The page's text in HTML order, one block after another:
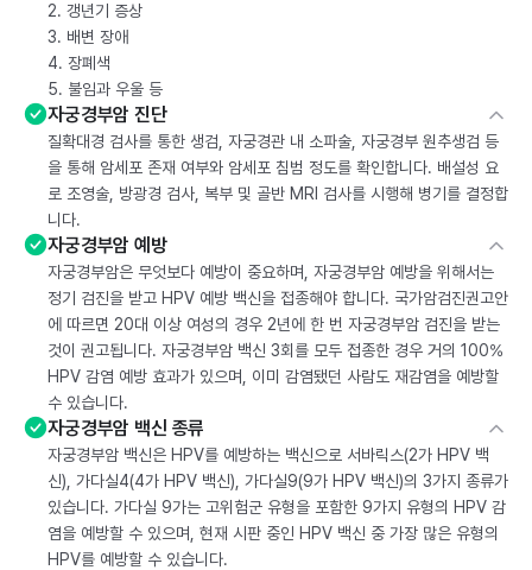
2. 갱년기 증상
3. 배변 장애
4. 장폐색
5. 불임과 우울 등
자궁경부암 진단
질확대경 검사를 통한 생검, 자궁경관 내 소파술, 자궁경부 원추생검 등
을 통해 암세포 존재 여부와 암세포 침범 정도를 확인합니다. 배설성 요
로 조영술, 방광경 검사, 복부 및 골반 MRI 검사를 시행해 병기를 결정합
니다.
자궁경부암 예방
자궁경부암은 무엇보다 예방이 중요하며, 자궁경부암 예방을 위해서는
정기 검진을 받고 HPV 예방 백신을 접종해야 합니다. 국가암검진권고안
에 따르면 20대 이상 여성의 경우 2년에 한 번 자궁경부암 검진을 받는
것이 권고됩니다. 자궁경부암 백신 3회를 모두 접종한 경우 거의 100%
HPV 감염 예방 효과가 있으며, 이미 감염됐던 사람도 재감염을 예방할
수 있습니다.
자궁경부암 백신 종류
자궁경부암 백신은 HPV를 예방하는 백신으로 서바릭스(2가 HPV 백
신), 가다실4(4가 HPV 백신), 가다실9(9가 HPV 백신)의 3가지 종류가
있습니다. 가다실 9가는 고위험군 유형을 포함한 9가지 유형의 HPV 감
염을 예방할 수 있으며, 현재 시판 중인 HPV 백신 중 가장 많은 유형의
HPV를 예방할 수 있습니다.